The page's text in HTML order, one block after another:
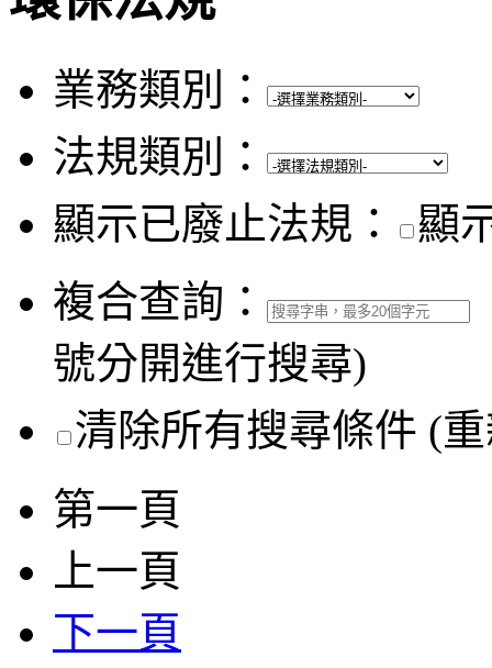
業務類別：
法規類別：
顯示已廢止法規：
顯
複合查詢：
號分開進行搜尋)
清除所有搜尋條件 (
第一頁
上一頁
下一頁